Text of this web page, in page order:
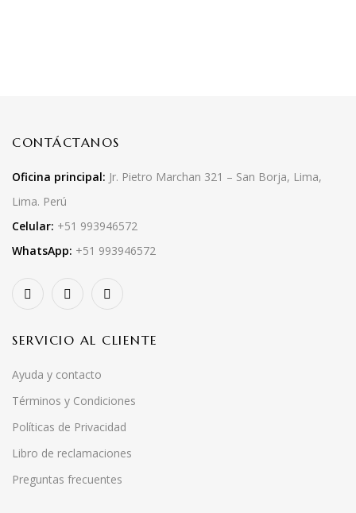
CONTÁCTANOS
Oficina principal: Jr. Pietro Marchan 321 – San Borja, Lima,
Lima. Perú
Celular: +51 993946572
WhatsApp: +51 993946572
SERVICIO AL CLIENTE
Ayuda y contacto
Términos y Condiciones
Políticas de Privacidad
Libro de reclamaciones
Preguntas frecuentes